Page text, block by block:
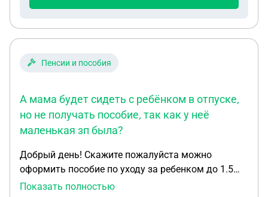
Пенсии и пособия
А мама будет сидеть с ребёнком в отпуске,
но не получать пособие, так как у неё
маленькая зп была?
Добрый день! Скажите пожалуйста можно
оформить пособие по уходу за ребенком до 1.5
лет на дедушку, но он будет работать. А мама
Показать полностью